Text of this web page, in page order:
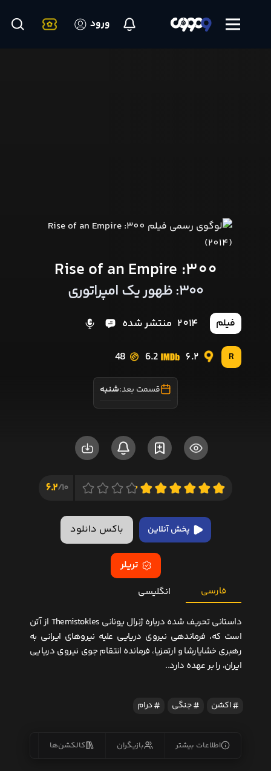
ورود
300: Rise of an Empire
۳۰۰: ظهور یک امپراتوری
فیلم 2014 منتشر شده
R
6.2
6.2
48
قسمت بعد:شنبه
10/
6.2
پخش آنلاین باکس دانلود
تریلر
فارسی انگلیسی
داستانی تحریف شده درباره ژنرال یونانی Themistokles از آتن
است که، فرماندهی نیروی دریایی علیه نیروهای ایرانی به
رهبری خشایارشا و ارتمزیا، فرمانده انتقام جوی نیروی دریایی
ایران، را بر عهده دارد..
اکشن جنگی درام
اطلاعات بیشتر بازیگران کالکشن‌ها